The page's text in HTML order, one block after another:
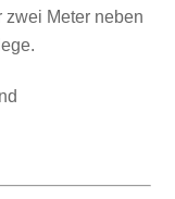
zwei Meter neben